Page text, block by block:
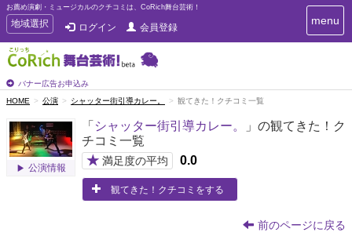
お薦め演劇・ミュージカルのクチコミは、CoRich舞台芸術！
T
o
g
g
e
n
v
i
g
地域選択 ログイン 会員登録
バナー広告お申込み
T
o
a
i
menu
HOME 公演 シャッター街引導カレー。 観てきた！クチコミ一覧
公演情報
「 シャッター街引導カレー。
」の観てきた！ク
チコミ一覧
★ 満足度の平均 0.0
観てきた！クチコミをする
前のページに戻る